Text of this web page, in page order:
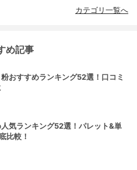
カテゴリ一覧へ
め記事
おすすめランキング52選！口コミ
気ランキング52選！パレット&単
比較！